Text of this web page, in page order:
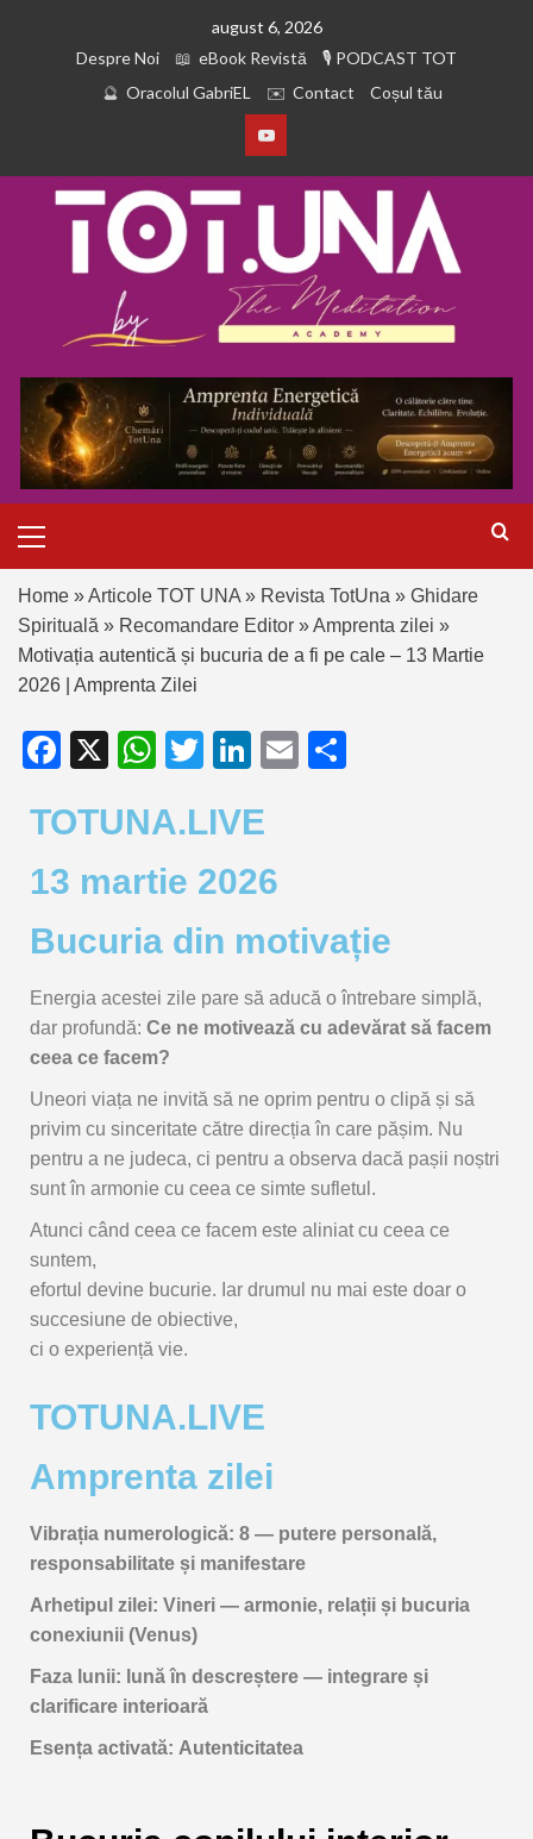
august 6, 2026
Despre Noi
eBook Revistă
PODCAST TOT
Oracolul GabriEL
Contact Coșul tău
Home »Articole TOT UNA » Revista TotUna » Ghidare
Spirituală » Recomandare Editor »Amprenta zilei »
Motivația autentică și bucuria de a fi pe cale – 13 Martie
2026 | Amprenta Zilei
Facebook
X WhatsApp
Twitter
LinkedIn
Email
TOTUNA.LIVE
13 martie 2026
Bucuria din motivație
Energia acestei zile pare să aducă o întrebare simplă,
dar profundă: Ce ne motivează cu adevărat să facem
ceea ce facem?
Uneori viața ne invită să ne oprim pentru o clipă și să
privim cu sinceritate către direcția în care pășim. Nu
pentru a ne judeca, ci pentru a observa dacă pașii noștri
sunt în armonie cu ceea ce simte sufletul.
Atunci când ceea ce facem este aliniat cu ceea ce
suntem,
efortul devine bucurie. Iar drumul nu mai este doar o
succesiune de obiective,
ci o experiență vie.
TOTUNA.LIVE
Amprenta zilei
Vibrația numerologică: 8 — putere personală,
responsabilitate și manifestare
Arhetipul zilei: Vineri — armonie, relații și bucuria
conexiunii (Venus)
Faza lunii: lunăîn descreștere — integrare și
clarificare interioară
Esența activată: Autenticitatea